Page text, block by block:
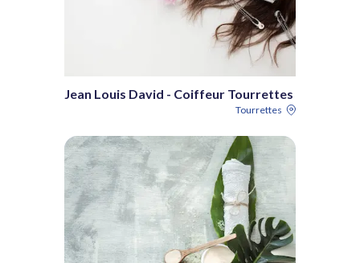
Jean Louis David - Coiffeur Tourrettes
Tourrettes